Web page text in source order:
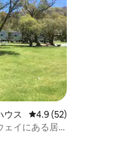
評価
ウス レビュー52件、5つ
4.9 (52)
ェイにある居